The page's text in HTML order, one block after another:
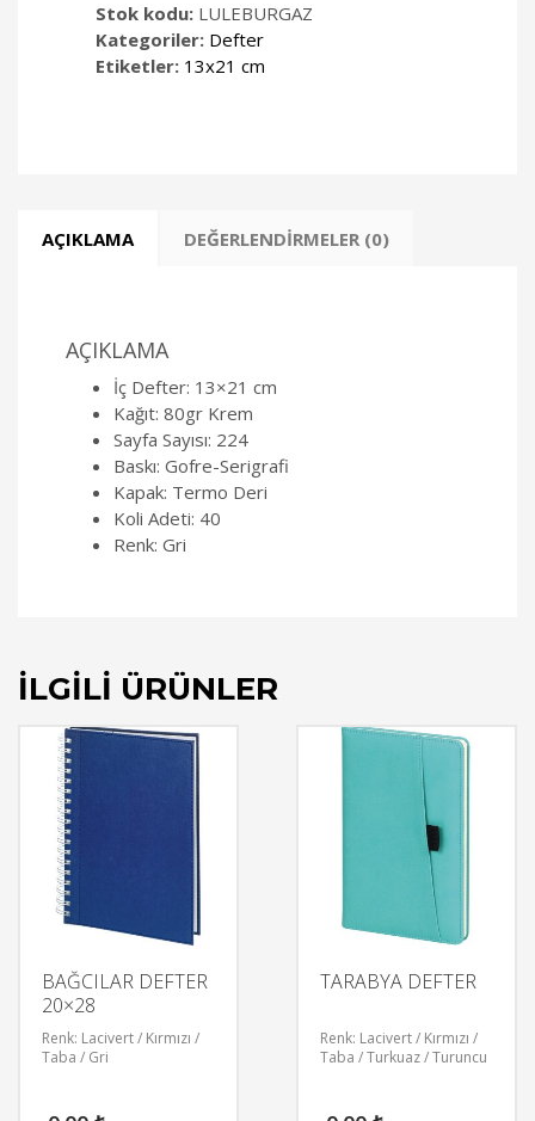
Stok kodu: LULEBURGAZ
Kategoriler: Defter
Etiketler: 13x21 cm
AÇIKLAMA DEĞERLENDIRMELER (0)
AÇIKLAMA
İç Defter: 13×21 cm
Kağıt: 80gr Krem
Sayfa Sayısı: 224
Baskı: Gofre-Serigrafi
Kapak: Termo Deri
Koli Adeti: 40
Renk: Gri
İLGILI ÜRÜNLER
BAĞCILAR DEFTER
20×28
Renk: Lacivert / Kırmızı /
Taba / Gri
TARABYA DEFTER
Renk: Lacivert / Kırmızı /
Taba / Turkuaz / Turuncu